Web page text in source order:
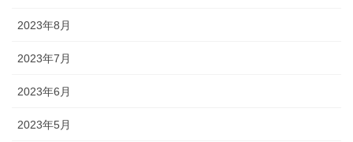
2023年8月
2023年7月
2023年6月
2023年5月